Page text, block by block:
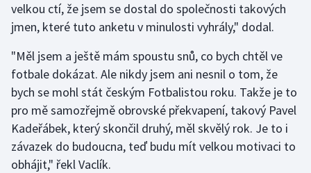
Parasport
Plážový volejbal
Ragby
Rychlobruslení
velkou ctí, že jsem se dostal do společnosti takových
jmen, které tuto anketu v minulosti vyhrály," dodal.
"Měl jsem a ještě mám spoustu snů, co bych chtěl ve
fotbale dokázat. Ale nikdy jsem ani nesnil o tom, že
bych se mohl stát českým Fotbalistou roku. Takže je to
pro mě samozřejmě obrovské překvapení, takový Pavel
Kadeřábek, který skončil druhý, měl skvělý rok. Je to i
závazek do budoucna, teď budu mít velkou motivaci to
obhájit," řekl Vaclík.